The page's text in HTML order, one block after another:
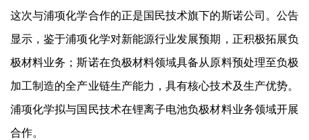
这次与浦项化学合作的正是国民技术旗下的斯诺公司。公告
显示，鉴于浦项化学对新能源行业发展预期，正积极拓展负
极材料业务；斯诺在负极材料领域具备从原料预处理至负极
加工制造的全产业链生产能力，具有核心技术及生产优势。
浦项化学拟与国民技术在锂离子电池负极材料业务领域开展
合作。